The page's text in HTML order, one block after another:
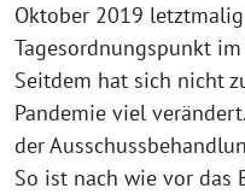
Oktober 2019
Tagesordnungspunkt
Seitdem hat sich nicht
Pandemie viel
der
So ist nach wie vor das